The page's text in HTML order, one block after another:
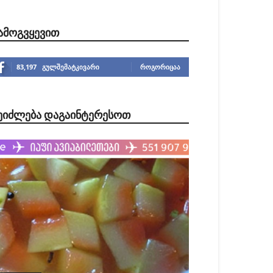
83,197 გულშემატკივარი ᲠᲝᲒᲝᲠᲘᲪᲐᲐ
ᲓᲐᲒᲐᲘᲜᲢᲔᲠᲔᲡᲝᲗ